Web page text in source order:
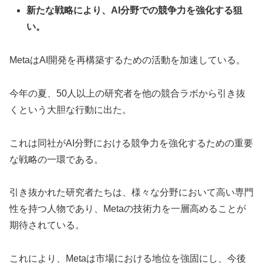
新たな戦略により、AI分野での競争力を強化する狙
い。
MetaはAI開発を再構築するための活動を加速している。
今年の夏、50人以上の研究者を他の競合ラボから引き抜
くという大胆な行動に出た。
これは同社がAI分野における競争力を強化するための重要
な戦略の一環である。
引き抜かれた研究者たちは、様々な分野において高い専門
性を持つ人物であり、Metaの技術力を一層高めることが
期待されている。
これにより、Metaは市場における地位を強固にし、今後